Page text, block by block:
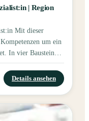
| Region
Mit dieser
um ein
In vier Bausteinen
Fachwissen, um
künftig
besteht aus vier
09:00–16:00)
Details ansehen